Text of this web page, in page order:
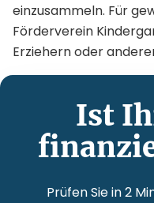
einzusammeln. Für
Förderverein
Erziehern oder
Ist
Prüfen Sie in 2